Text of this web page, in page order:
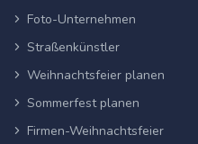
Foto-Unternehmen
Straßenkünstler
Weihnachtsfeier planen
Sommerfest planen
Firmen-Weihnachtsfeier